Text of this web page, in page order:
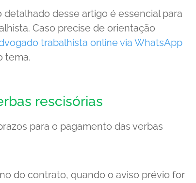
desse artigo é essencial para
Caso precise de orientação
trabalhista online via WhatsApp
tema.
rescisórias
para o pagamento das verbas
do contrato, quando o aviso prévio for